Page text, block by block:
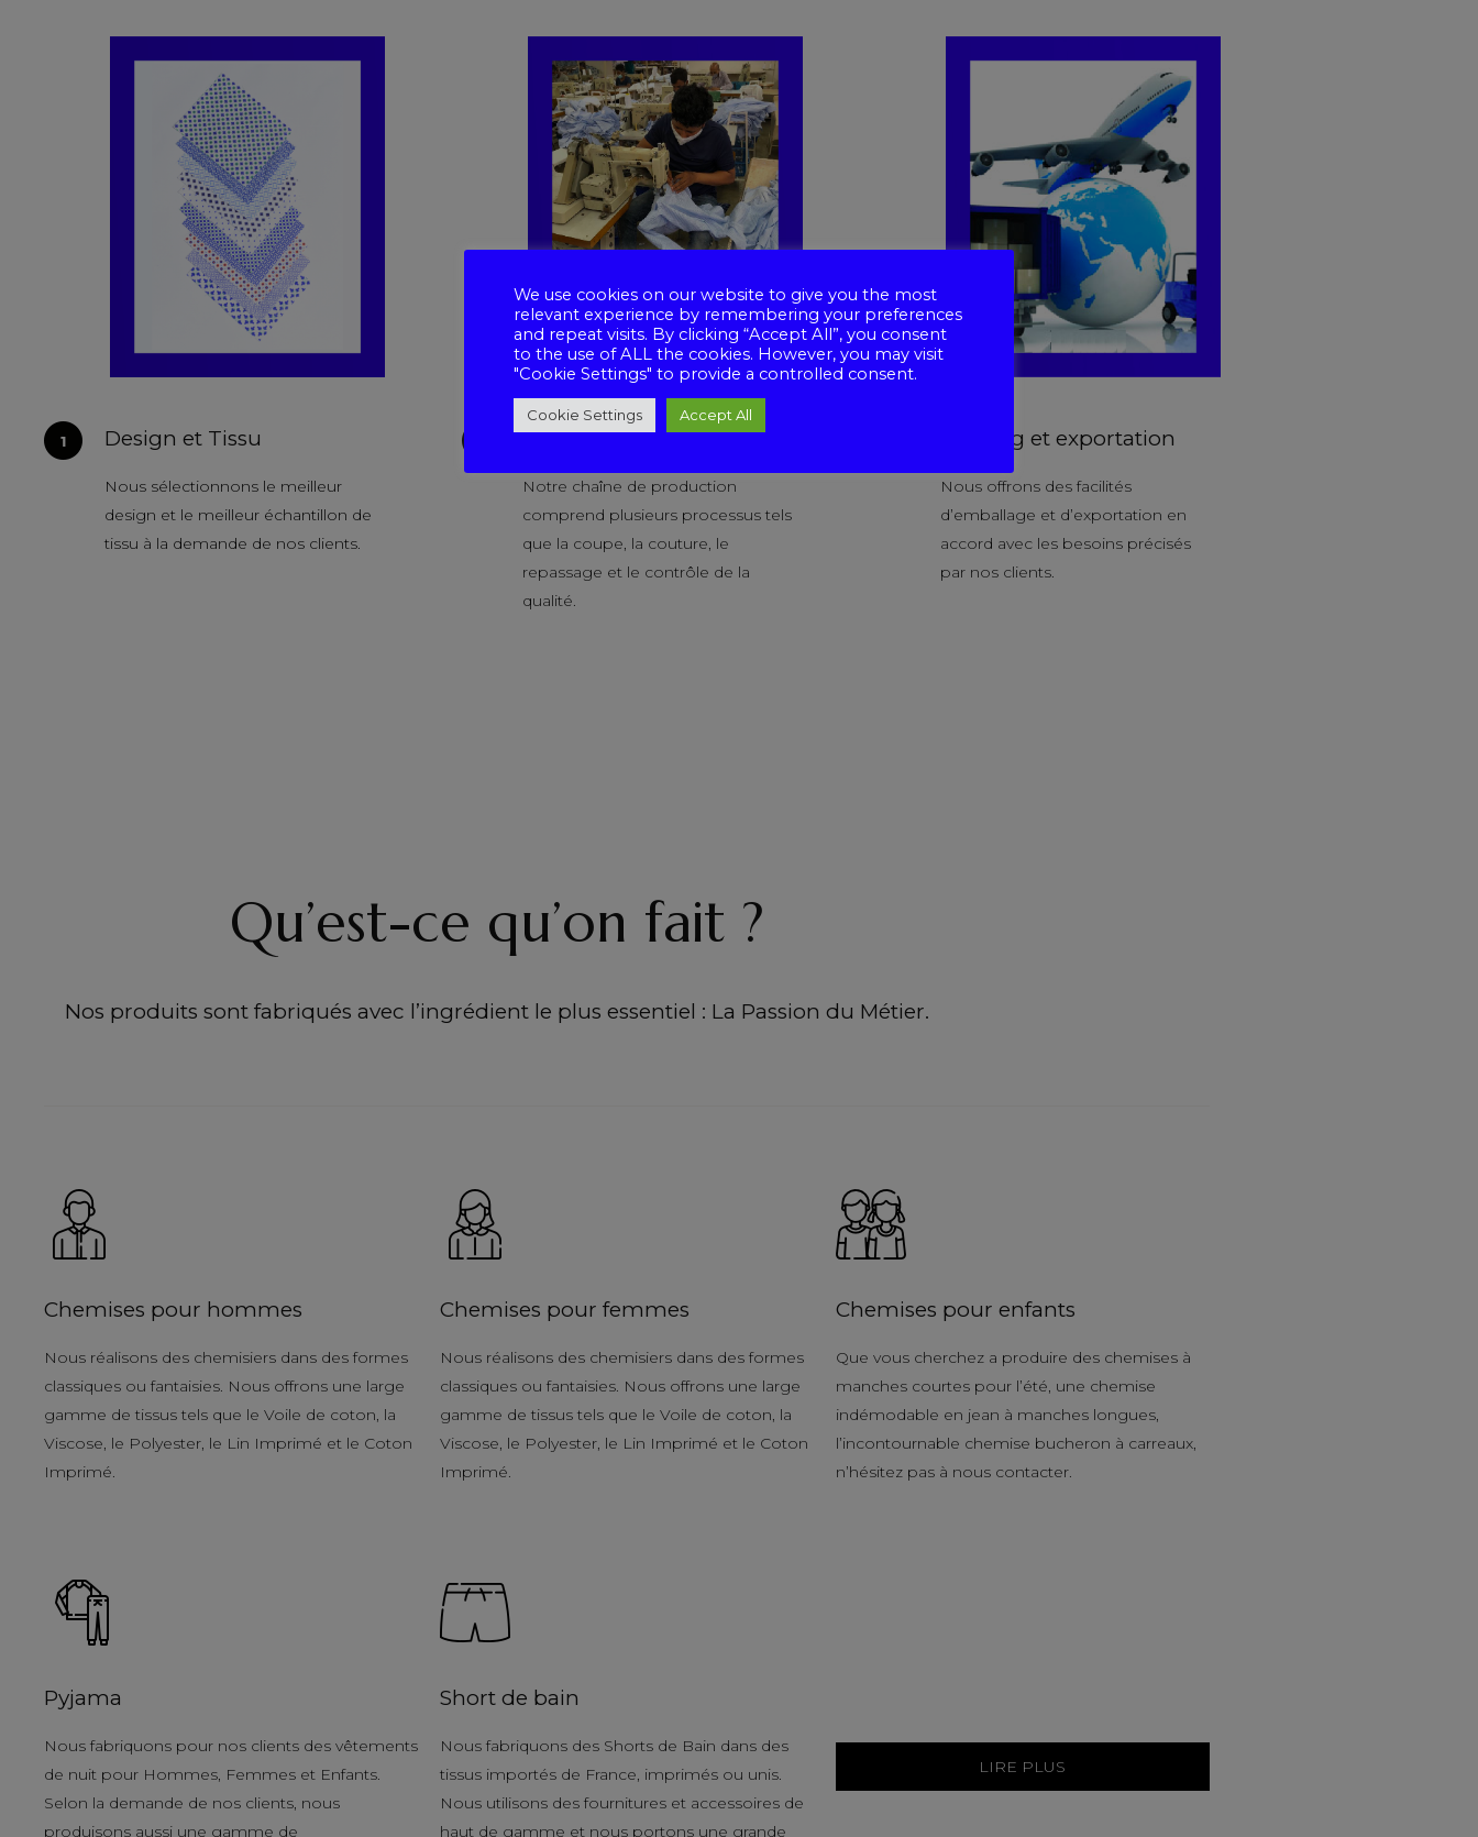
Design et Tissu
Nous sélectionnons le meilleur
design et le meilleur échantillon de
tissu à la demande de nos clients.
Production
Notre chaîne de production
comprend plusieurs processus tels
que la coupe, la couture, le
repassage et le contrôle de la
qualité.
Packing et exportation
Nous offrons des facilités
d’emballage et d’exportation en
accord avec les besoins précisés
par nos clients.
Qu’est-ce qu’on fait ?
Nos produits sont fabriqués avec l’ingrédient le plus essentiel : La Passion du Métier.
Chemises pour hommes
Nous réalisons des chemisiers dans des formes
classiques ou fantaisies. Nous offrons une large
gamme de tissus tels que le Voile de coton, la
Viscose, le Polyester, le Lin Imprimé et le Coton
Imprimé.
Chemises pour femmes
Nous réalisons des chemisiers dans des formes
classiques ou fantaisies. Nous offrons une large
gamme de tissus tels que le Voile de coton, la
Viscose, le Polyester, le Lin Imprimé et le Coton
Imprimé.
Chemises pour enfants
Que vous cherchez a produire des chemises à
manches courtes pour l’été, une chemise
indémodable en jean à manches longues,
l’incontournable chemise bucheron à carreaux,
n’hésitez pas à nous contacter.
Pyjama
Nous fabriquons pour nos clients des vêtements
de nuit pour Hommes, Femmes et Enfants.
Selon la demande de nos clients, nous
produisons aussi une gamme de
Short de bain
Nous fabriquons des Shorts de Bain dans des
tissus importés de France, imprimés ou unis.
Nous utilisons des fournitures et accessoires de
haut de gamme et nous portons une grande
LIRE PLUS
We use cookies on our website to give you the most
relevant experience by remembering your preferences
and repeat visits. By clicking “Accept All”, you consent
to the use of ALL the cookies. However, you may visit
"Cookie Settings" to provide a controlled consent.
Cookie Settings Accept All